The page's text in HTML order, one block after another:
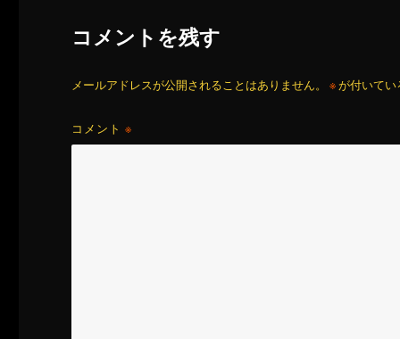
コメントを残す
メールアドレスが公開されることはありません。 ※が付いてい
コメント※